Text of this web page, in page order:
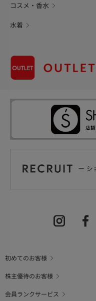
コスメ・香水
水着
初めてのお客様
株主優待のお客様
会員ランクサービス